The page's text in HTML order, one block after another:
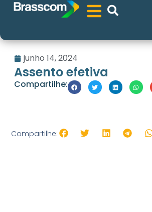
junho 14, 2024
Assento efetiva
Compartilhe:
Compartilhe: